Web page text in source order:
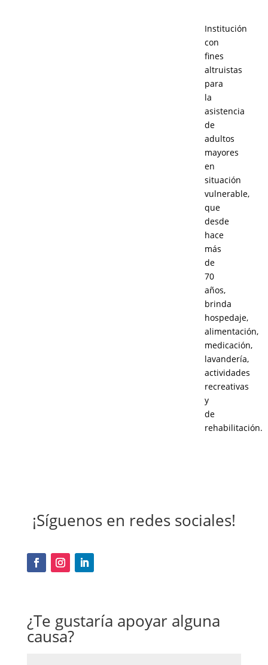
Institución
con
fines
altruistas
para
la
asistencia
de
adultos
mayores
en
situación
vulnerable,
que
desde
hace
más
de
70
años,
brinda
hospedaje,
alimentación,
medicación,
lavandería,
actividades
recreativas
y
de
rehabilitación.
¡Síguenos en redes sociales!
¿Te gustaría apoyar alguna
causa?